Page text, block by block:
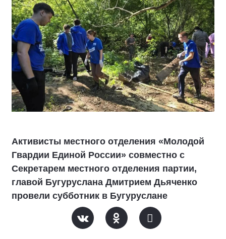
Активисты местного отделения «Молодой
Гвардии Единой России» совместно с
Секретарем местного отделения партии,
главой Бугуруслана Дмитрием Дьяченко
провели субботник в Бугуруслане